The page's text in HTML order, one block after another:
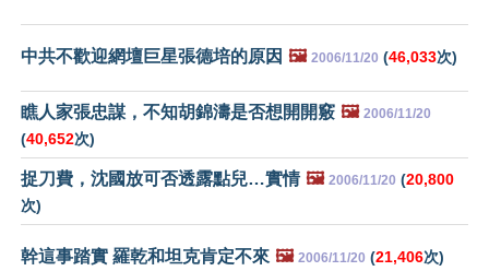
中共不歡迎網壇巨星張德培的原因 🖼️ 2006/11/20 (46,033次)
瞧人家張忠謀，不知胡錦濤是否想開開竅 🖼️ 2006/11/20
(40,652次)
捉刀費，沈國放可否透露點兒…實情 🖼️ 2006/11/20 (20,800
次)
幹這事踏實 羅乾和坦克肯定不來 🖼️ 2006/11/20 (21,406次)